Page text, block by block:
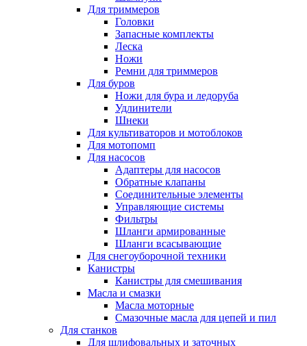
Для триммеров
Головки
Запасные комплекты
Леска
Ножи
Ремни для триммеров
Для буров
Ножи для бура и ледоруба
Удлинители
Шнеки
Для культиваторов и мотоблоков
Для мотопомп
Для насосов
Адаптеры для насосов
Обратные клапаны
Соединительные элементы
Управляющие системы
Фильтры
Шланги армированные
Шланги всасывающие
Для снегоуборочной техники
Канистры
Канистры для смешивания
Масла и смазки
Масла моторные
Смазочные масла для цепей и пил
Для станков
Для шлифовальных и заточных